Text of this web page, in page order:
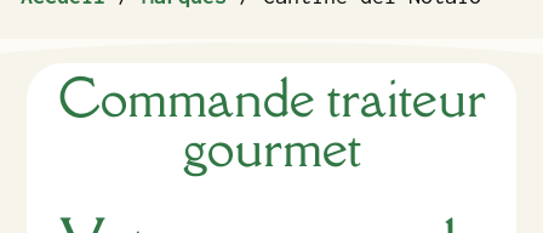
Commande traiteur
gourmet